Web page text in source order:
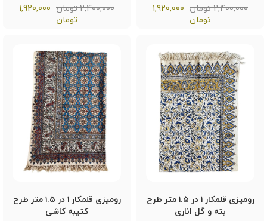
2,400,000 تومان
1,920,000
تومان
2,400,000 تومان
1,920,000
تومان
رومیزی قلمکار ۱ در ۱.۵ متر طرح
بته و گل اناری
رومیزی قلمکار ۱ در ۱.۵ متر طرح
کتیبه کاشی